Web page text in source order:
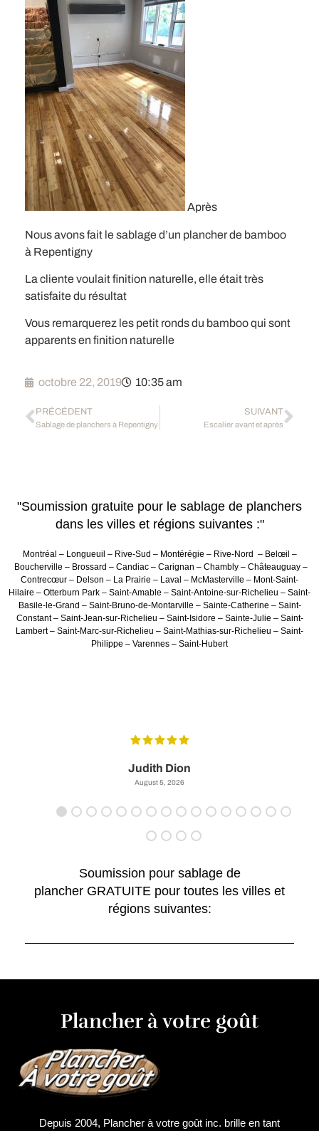
Après
Nous avons fait le sablage d’un plancher de bamboo
à Repentigny
La cliente voulait finition naturelle, elle était très
satisfaite du résultat
Vous remarquerez les petit ronds du bamboo qui sont
apparents en finition naturelle
octobre 22, 2019 10:35 am
PRÉCÉDENT
Sablage de planchers à Repentigny
SUIVANT
Escalier avant et après
"Soumission gratuite pour le sablage de planchers
dans les villes et régions suivantes :"
Montréal – Longueuil – Rive-Sud – Montérégie – Rive-Nord – Belœil –
Boucherville – Brossard – Candiac – Carignan – Chambly – Châteauguay –
Contrecœur – Delson – La Prairie – Laval – McMasterville – Mont-Saint-
Hilaire – Otterburn Park – Saint-Amable – Saint-Antoine-sur-Richelieu – Saint-
Basile-le-Grand – Saint-Bruno-de-Montarville – Sainte-Catherine – Saint-
Constant – Saint-Jean-sur-Richelieu – Saint-Isidore – Sainte-Julie – Saint-
Lambert – Saint-Marc-sur-Richelieu – Saint-Mathias-sur-Richelieu – Saint-
Philippe – Varennes – Saint-Hubert
Judith Dion
August 5, 2026
Soumission pour sablage de
plancher GRATUITE pour toutes les villes et
régions suivantes:
Plancher à votre goût
Depuis 2004, Plancher à votre goût inc. brille en tant